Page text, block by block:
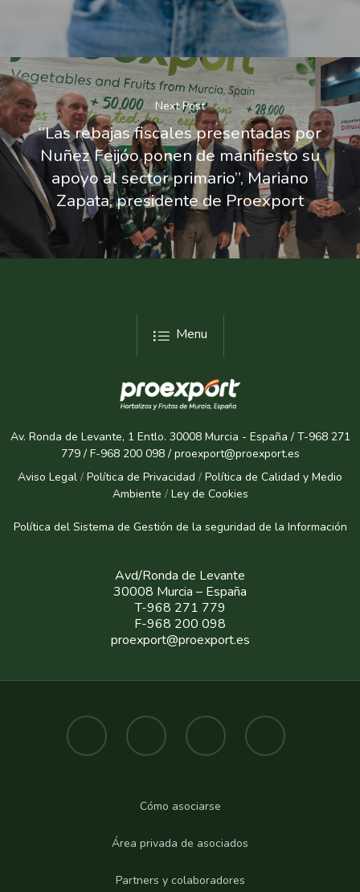
Next Post
“Las rebajas fiscales presentadas por
Nuñez Feijóo ponen de manifiesto su
apoyo al sector primario”, Mariano
Zapata, presidente de Proexport
Menu
Av. Ronda de Levante, 1 Entlo. 30008 Murcia - España / T-968 271
779 / F-968 200 098 / proexport@proexport.es
Aviso Legal / Política de Privacidad / Política de Calidad y Medio
Ambiente / Ley de Cookies
Política del Sistema de Gestión de la seguridad de la Información
Avd/Ronda de Levante
30008 Murcia – España
T-968 271 779
F-968 200 098
proexport@proexport.es
Cómo asociarse
Área privada de asociados
Partners y colaboradores